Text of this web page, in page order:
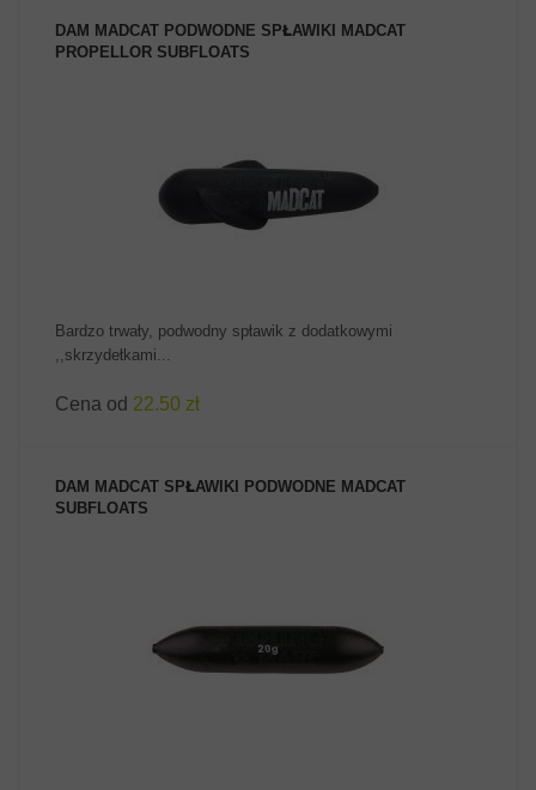
DAM MADCAT PODWODNE SPŁAWIKI MADCAT
PROPELLOR SUBFLOATS
Bardzo trwały, podwodny spławik z dodatkowymi
,,skrzydełkami...
Cena od 22.50 zł
DAM MADCAT SPŁAWIKI PODWODNE MADCAT
SUBFLOATS